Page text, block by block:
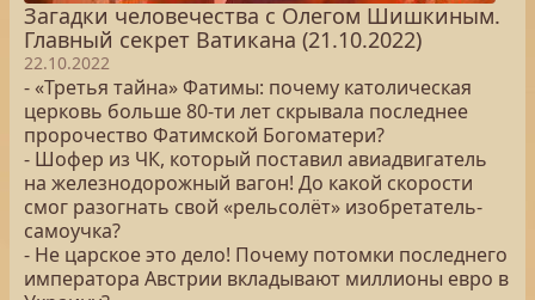
Загадки человечества с Олегом Шишкиным.
Главный секрет Ватикана (21.10.2022)
22.10.2022
- «Третья тайна» Фатимы: почему католическая
церковь больше 80-ти лет скрывала последнее
пророчество Фатимской Богоматери?
- Шофер из ЧК, который поставил авиадвигатель
на железнодорожный вагон! До какой скорости
смог разогнать свой «рельсолёт» изобретатель-
самоучка?
- Не царское это дело! Почему потомки последнего
императора Австрии вкладывают миллионы евро в